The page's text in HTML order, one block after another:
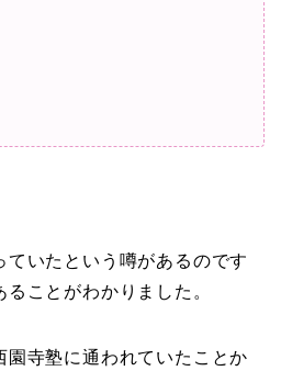
ていたという噂があるのです
ることがわかりました。
園寺塾に通われていたことか